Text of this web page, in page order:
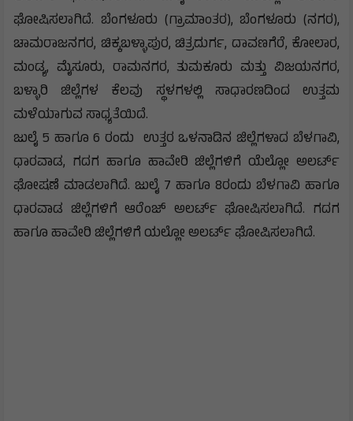
ಘೋಷಿಸಲಾಗಿದೆ. ಬೆಂಗಳೂರು (ಗ್ರಾಮಾಂತರ), ಬೆಂಗಳೂರು (ನಗರ),
ಚಾಮರಾಜನಗರ, ಚಿಕ್ಕಬಳ್ಳಾಪುರ, ಚಿತ್ರದುರ್ಗ, ದಾವಣಗೆರೆ, ಕೋಲಾರ,
ಮಂಡ್ಯ, ಮೈಸೂರು, ರಾಮನಗರ, ತುಮಕೂರು ಮತ್ತು ವಿಜಯನಗರ,
ಬಳ್ಳಾರಿ ಜಿಲ್ಲೆಗಳ ಕೆಲವು ಸ್ಥಳಗಳಲ್ಲಿ ಸಾಧಾರಣದಿಂದ ಉತ್ತಮ
ಮಳೆಯಾಗುವ ಸಾಧ್ಯತೆಯಿದೆ.
ಜುಲೈ 5 ಹಾಗೂ 6 ರಂದು ಉತ್ತರ ಒಳನಾಡಿನ ಜಿಲ್ಲೆಗಳಾದ ಬೆಳಗಾವಿ,
ಧಾರವಾಡ, ಗದಗ ಹಾಗೂ ಹಾವೇರಿ ಜಿಲ್ಲೆಗಳಿಗೆ ಯೆಲ್ಲೋ ಅಲರ್ಟ್‌
ಘೋಷಣೆ ಮಾಡಲಾಗಿದೆ. ಜುಲೈ 7 ಹಾಗೂ 8ರಂದು ಬೆಳಗಾವಿ ಹಾಗೂ
ಧಾರವಾಡ ಜಿಲ್ಲೆಗಳಿಗೆ ಆರೆಂಜ್‌ ಅಲರ್ಟ್‌ ಘೋಷಿಸಲಾಗಿದೆ. ಗದಗ
ಹಾಗೂ ಹಾವೇರಿ ಜಿಲ್ಲೆಗಳಿಗೆ ಯಲ್ಲೋ ಅಲರ್ಟ್‌ ಘೋಷಿಸಲಾಗಿದೆ.